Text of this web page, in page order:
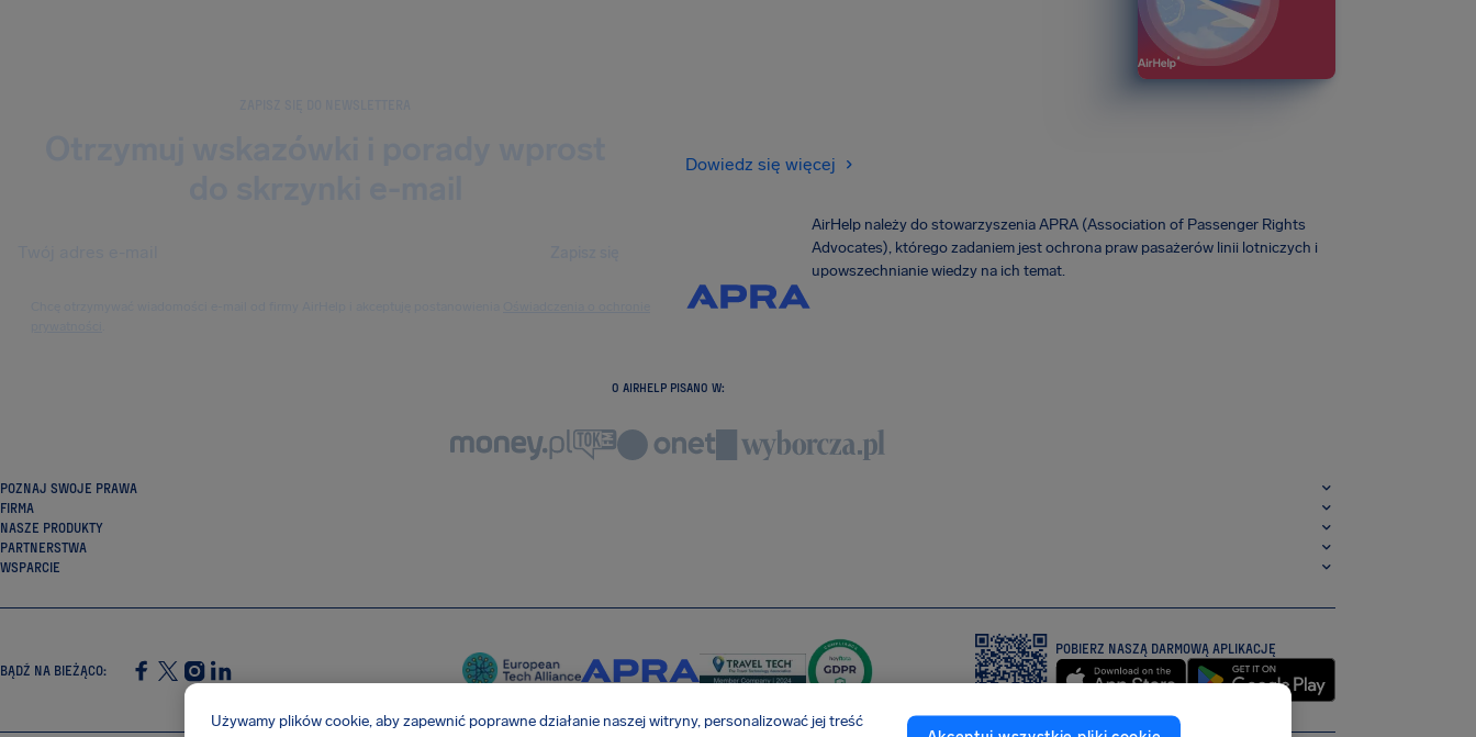
Dowiedz się więcej
AirHelp należy do stowarzyszenia APRA (Association of Passenger Rights
Advocates), którego zadaniem jest ochrona praw pasażerów linii lotniczych i
upowszechnianie wiedzy na ich temat.
O AIRHELP PISANO W:
POZNAJ SWOJE PRAWA
FIRMA
NASZE PRODUKTY
PARTNERSTWA
WSPARCIE
BĄDŹ NA BIEŻĄCO:
SocialFacebook
SocialTwitter
SocialInstagram
POBIERZ NASZĄ DARMOWĄ APLIKACJĘ
Używamy plików cookie, aby zapewnić poprawne działanie naszej witryny, personalizować jej treść